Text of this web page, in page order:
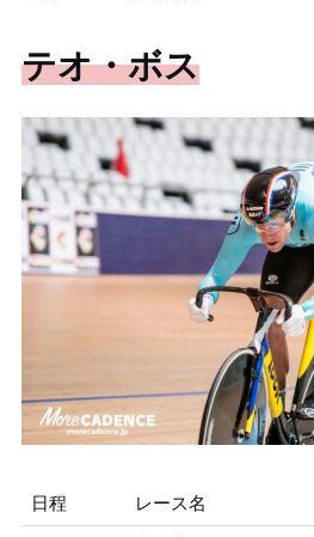
テオ・ボス
日程 レース名